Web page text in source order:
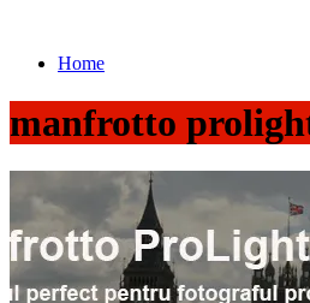
Home
manfrotto